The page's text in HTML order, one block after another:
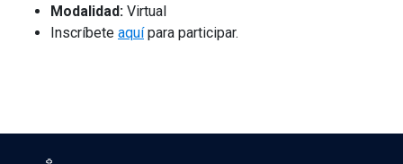
Modalidad: Virtual
Inscríbete aquípara participar.